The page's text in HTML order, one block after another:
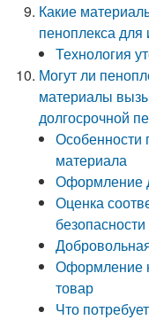
Какие
пеноплекса для
Технология
Могут ли
материалы
долгосрочной
Особенности
материала
Оформление
Оценка
безопасности
Оформление
товар
Что